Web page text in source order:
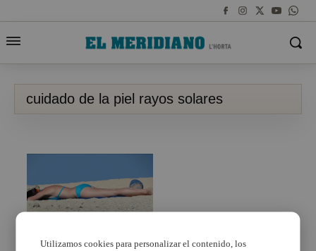
cuidado de la piel rayos solares
Utilizamos cookies para personalizar el contenido, los